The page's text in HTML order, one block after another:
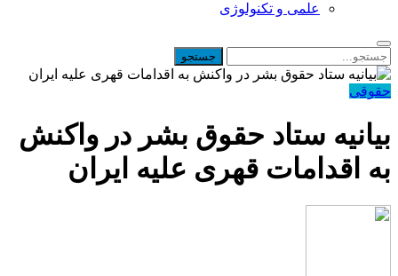
علمی و تکنولوژی
حقوقی
بیانیه ستاد حقوق بشر در واکنش
به اقدامات قهری علیه ایران